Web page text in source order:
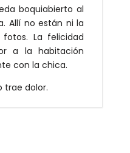
boquiabierto al
Allí no están ni la
La felicidad
a la habitación
con la chica.
trae dolor.